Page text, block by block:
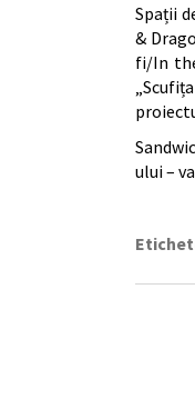
Spații
&
fi/In
ului –